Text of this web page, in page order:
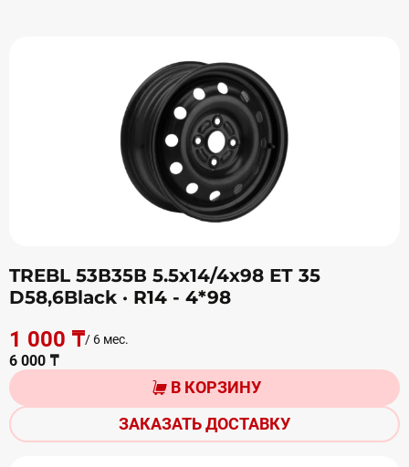
TREBL 53В35В 5.5х14/4х98 ЕТ 35
D58,6Black · R14 - 4*98
1 000 ₸/ 6 мес.
6 000 ₸
В КОРЗИНУ
ЗАКАЗАТЬ ДОСТАВКУ